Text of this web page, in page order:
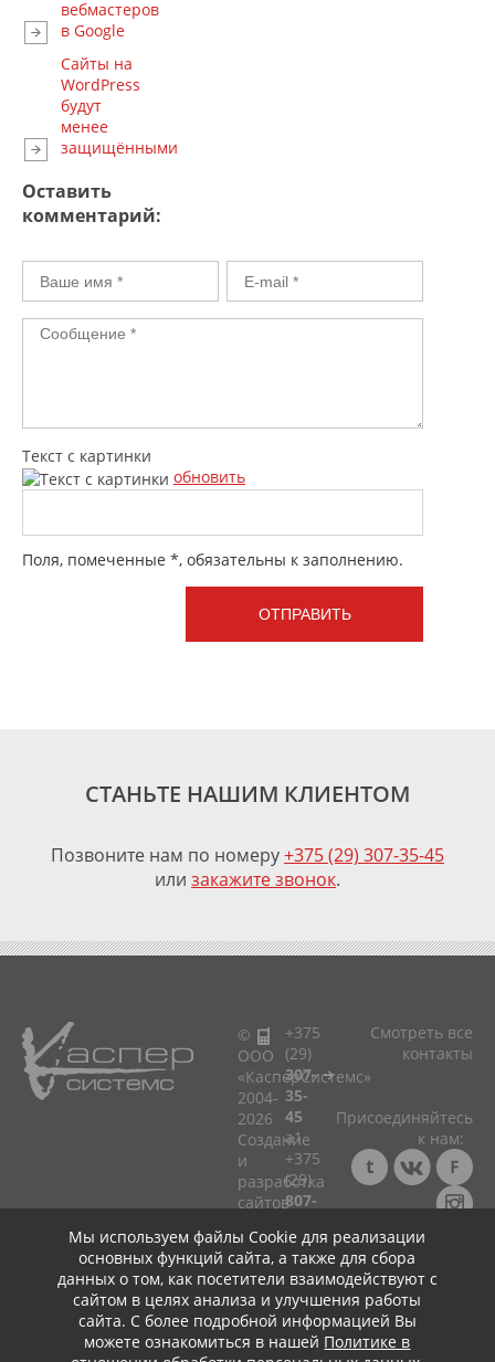
Мы используем файлы Cookie для реализации
основных функций сайта, а также для сбора
данных о том, как посетители взаимодействуют с
сайтом в целях анализа и улучшения работы
сайта. С более подробной информацией Вы
можете ознакомиться в нашей Политике в
вебмастеров
в Google
Сайты на
WordPress
будут
менее
защищёнными
Оставить
комментарий:
Текст с картинки
обновить
Поля, помеченные *, обязательны к заполнению.
СТАНЬТЕ НАШИМ КЛИЕНТОМ
Позвоните нам по номеру+375 (29) 307-35-45
или закажите звонок.
+375
(29)
307-
35-
45
a1
+375
(29)
807-
75
мтс
+375
(25)
799-
75-
Смотреть все
контакты
Присоединяйтесь
к нам:
Консультация ☎
+375 (29) 307-35-45
+
+
©
ООО
«КасперСистемс»
2004-
2026
Cоздание
и
разработка
сайтов
Минске!
Политика
в
отношении
обработки